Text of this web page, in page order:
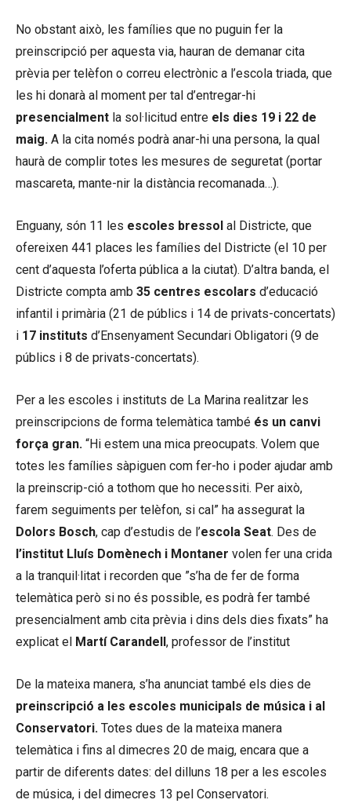
No obstant això, les famílies que no puguin fer la
preinscripció per aquesta via, hauran de demanar cita
prèvia per telèfon o correu electrònic a l’escola triada, que
les hi donarà al moment per tal d’entregar-hi
presencialment la sol·licitud entre els dies 19 i 22 de
maig. A la cita només podrà anar-hi una persona, la qual
haurà de complir totes les mesures de seguretat (portar
mascareta, mante-nir la distància recomanada…).
Enguany, són 11 les escoles bressol al Districte, que
ofereixen 441 places les famílies del Districte (el 10 per
cent d’aquesta l’oferta pública a la ciutat). D’altra banda, el
Districte compta amb 35 centres escolars d’educació
infantil i primària (21 de públics i 14 de privats-concertats)
i 17 instituts d’Ensenyament Secundari Obligatori (9 de
públics i 8 de privats-concertats).
Per a les escoles i instituts de La Marina realitzar les
preinscripcions de forma telemàtica també és un canvi
força gran. “Hi estem una mica preocupats. Volem que
totes les famílies sàpiguen com fer-ho i poder ajudar amb
la preinscrip-ció a tothom que ho necessiti. Per això,
farem seguiments per telèfon, si cal” ha assegurat la
Dolors Bosch, cap d’estudis de l’escola Seat. Des de
l’institut Lluís Domènech i Montaner volen fer una crida
a la tranquil·litat i recorden que ”s’ha de fer de forma
telemàtica però si no és possible, es podrà fer també
presencialment amb cita prèvia i dins dels dies fixats” ha
explicat el Martí Carandell, professor de l’institut
De la mateixa manera, s’ha anunciat també els dies de
preinscripció a les escoles municipals de música i al
Conservatori. Totes dues de la mateixa manera
telemàtica i fins al dimecres 20 de maig, encara que a
partir de diferents dates: del dilluns 18 per a les escoles
de música, i del dimecres 13 pel Conservatori.